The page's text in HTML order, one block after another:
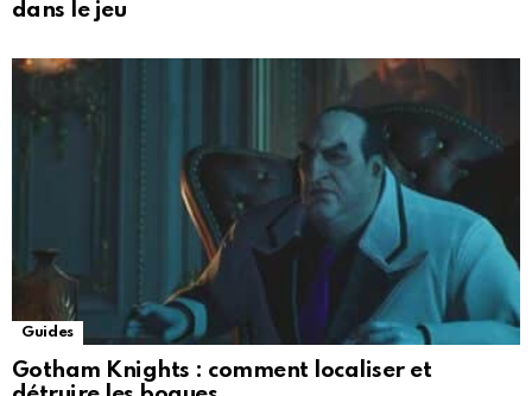
dans le jeu
Guides
Gotham Knights : comment localiser et